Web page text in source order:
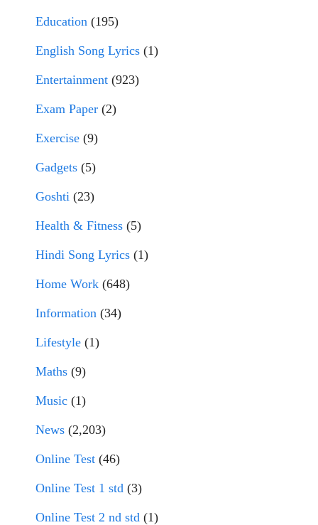
Education (195)
English Song Lyrics (1)
Entertainment (923)
Exam Paper (2)
Exercise (9)
Gadgets (5)
Goshti (23)
Health & Fitness (5)
Hindi Song Lyrics (1)
Home Work (648)
Information (34)
Lifestyle (1)
Maths (9)
Music (1)
News (2,203)
Online Test (46)
Online Test 1 std (3)
Online Test 2 nd std (1)